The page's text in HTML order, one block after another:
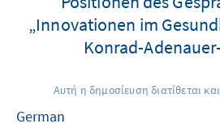
„Innovationen im
Konrad-
Αυτή η δημοσίευση διατίθεται